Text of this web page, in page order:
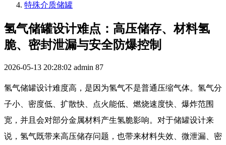
特殊介质储罐
氢气储罐设计难点：高压储存、材料氢
脆、密封泄漏与安全防爆控制
2026-05-13 20:28:02 admin 87
氢气储罐设计难度高，是因为氢气不是普通压缩气体。氢气分
子小、密度低、扩散快、点火能低、燃烧速度快、爆炸范围
宽，并且会对部分金属材料产生氢脆影响。对于储罐设计来
说，氢气既带来高压储存问题，也带来材料失效、微泄漏、密